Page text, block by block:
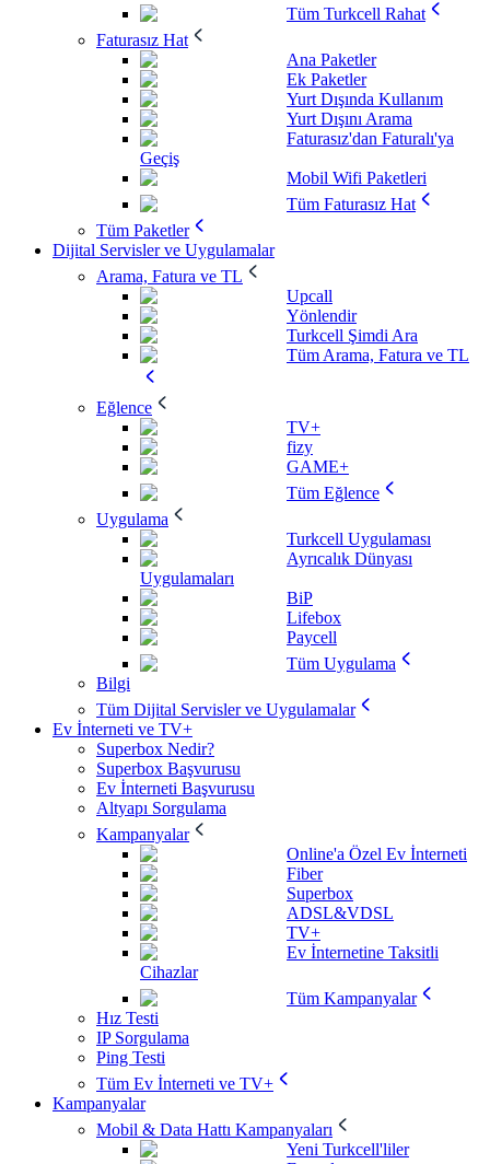
Tüm Turkcell Rahat
Faturasız Hat
Ana Paketler
Ek Paketler
Yurt Dışında Kullanım
Yurt Dışını Arama
Faturasız'dan Faturalı'ya
Geçiş
Mobil Wifi Paketleri
Tüm Faturasız Hat
Tüm Paketler
Dijital Servisler ve Uygulamalar
Arama, Fatura ve TL
Upcall
Yönlendir
Turkcell Şimdi Ara
Tüm Arama, Fatura ve TL
Eğlence
TV+
fizy
GAME+
Tüm Eğlence
Uygulama
Turkcell Uygulaması
Ayrıcalık Dünyası
Uygulamaları
BiP
Lifebox
Paycell
Tüm Uygulama
Bilgi
Tüm Dijital Servisler ve Uygulamalar
Ev İnterneti ve TV+
Superbox Nedir?
Superbox Başvurusu
Ev İnterneti Başvurusu
Altyapı Sorgulama
Kampanyalar
Online'a Özel Ev İnterneti
Fiber
Superbox
ADSL&VDSL
TV+
Ev İnternetine Taksitli
Cihazlar
Tüm Kampanyalar
Hız Testi
IP Sorgulama
Ping Testi
Tüm Ev İnterneti ve TV+
Kampanyalar
Mobil & Data Hattı Kampanyaları
Yeni Turkcell'liler